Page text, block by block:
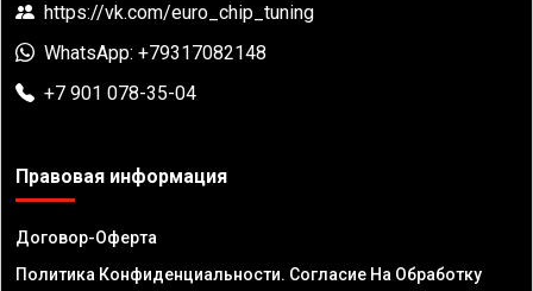
https://vk.com/euro_chip_tuning
WhatsApp: +79317082148
+7 901 078-35-04
Правовая информация
Договор-Оферта
Политика Конфиденциальности. Согласие На Обработку